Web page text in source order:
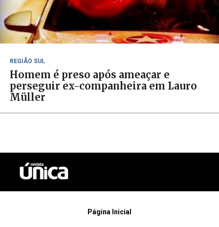
REGIÃO SUL
Homem é preso após ameaçar e
perseguir ex-companheira em Lauro
Müller
Página Inicial